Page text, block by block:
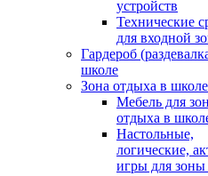
устройств
Технические
для входной
Гардероб
школе
Зона отдыха в школе
Мебель для
отдыха в
Настольные,
логические,
игры для зоны